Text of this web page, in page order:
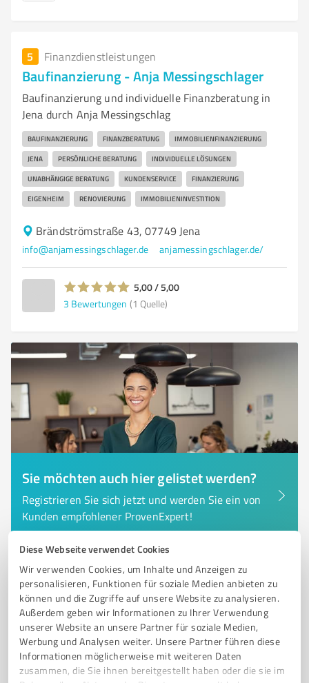
Diese Webseite verwendet Cookies
Wir verwenden Cookies, um Inhalte und Anzeigen zu
personalisieren, Funktionen für soziale Medien anbieten zu
können und die Zugriffe auf unsere Website zu analysieren.
Außerdem geben wir Informationen zu Ihrer Verwendung
unserer Website an unsere Partner für soziale Medien,
Werbung und Analysen weiter. Unsere Partner führen diese
Informationen möglicherweise mit weiteren Daten
zusammen, die Sie ihnen bereitgestellt haben oder die sie im
5 Finanzdienstleistungen
Baufinanzierung - Anja Messingschlager
Baufinanzierung und individuelle Finanzberatung in
Jena durch Anja Messingschlag
BAUFINANZIERUNG FINANZBERATUNG IMMOBILIENFINANZIERUNG
JENA PERSÖNLICHE BERATUNG INDIVIDUELLE LÖSUNGEN
UNABHÄNGIGE BERATUNG KUNDENSERVICE FINANZIERUNG
EIGENHEIM RENOVIERUNG IMMOBILIENINVESTITION
Brändströmstraße 43, 07749 Jena
info@anjamessingschlager.de anjamessingschlager.de/
5,00 / 5,00
3 Bewertungen (1 Quelle)
Sie möchten auch hier gelistet werden?
Registrieren Sie sich jetzt und werden Sie ein von
Kunden empfohlener ProvenExpert!
6 Finanzdienstleistungen
Buchführungsbüro & Büroservice Kathrin
Büschel
Professionelle Buchhaltungsdienstleistungen in
Mellingen für Unternehmen
BUCHHALTUNGSDIENST FINANZBUCHHALTUNG LOHNABRECHNUNG